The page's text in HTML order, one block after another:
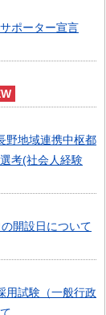
人事・職員募集
まちづくり
庁舎建設
ポーター宣言
地域連携中枢都
考(社会人経験
開設日について
用試験（一般行政